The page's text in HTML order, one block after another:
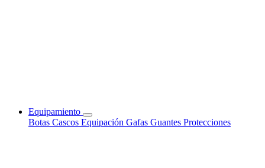
Equipamiento
Botas Cascos Equipación Gafas Guantes Protecciones